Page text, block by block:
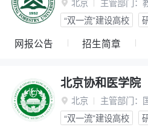
 北京 主管部门：
“双一流”建设高校
网报公告 招生简章
北京协和医学院
 北京 主管部门：
“双一流”建设高校